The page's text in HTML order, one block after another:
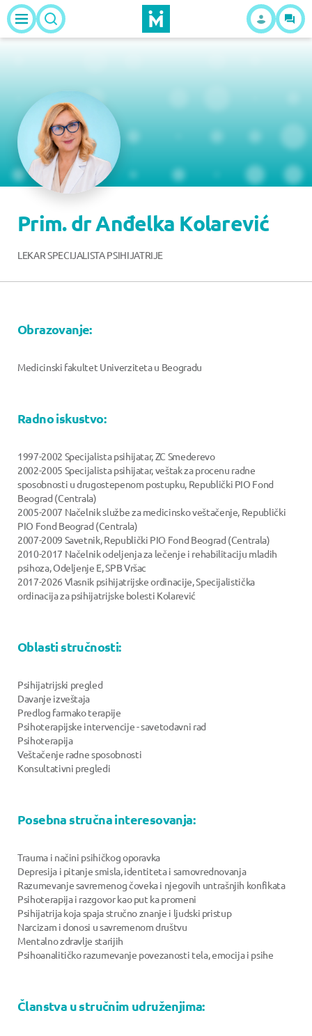
Prim. dr Anđelka Kolarević
LEKAR SPECIJALISTA PSIHIJATRIJE
Obrazovanje:
Medicinski fakultet Univerziteta u Beogradu
Radno iskustvo:
1997-2002 Specijalista psihijatar, ZC Smederevo
2002-2005 Specijalista psihijatar, veštak za procenu radne
sposobnosti u drugostepenom postupku, Republički PIO Fond
Beograd (Centrala)
2005-2007 Načelnik službe za medicinsko veštačenje, Republički
PIO Fond Beograd (Centrala)
2007-2009 Savetnik, Republički PIO Fond Beograd (Centrala)
2010-2017 Načelnik odeljenja za lečenje i rehabilitaciju mladih
psihoza, Odeljenje E, SPB Vršac
2017-2026 Vlasnik psihijatrijske ordinacije, Specijalistička
ordinacija za psihijatrijske bolesti Kolarević
Oblasti stručnosti:
Psihijatrijski pregled
Davanje izveštaja
Predlog farmako terapije
Psihoterapijske intervencije - savetodavni rad
Psihoterapija
Veštačenje radne sposobnosti
Konsultativni pregledi
Posebna stručna interesovanja:
Trauma i načini psihičkog oporavka
Depresija i pitanje smisla, identiteta i samovrednovanja
Razumevanje savremenog čoveka i njegovih untrašnjih konfikata
Psihoterapija i razgovor kao put ka promeni
Psihijatrija koja spaja stručno znanje i ljudski pristup
Narcizam i donosi u savremenom društvu
Mentalno zdravlje starijih
Psihoanalitičko razumevanje povezanosti tela, emocija i psihe
Članstva u stručnim udruženjima: